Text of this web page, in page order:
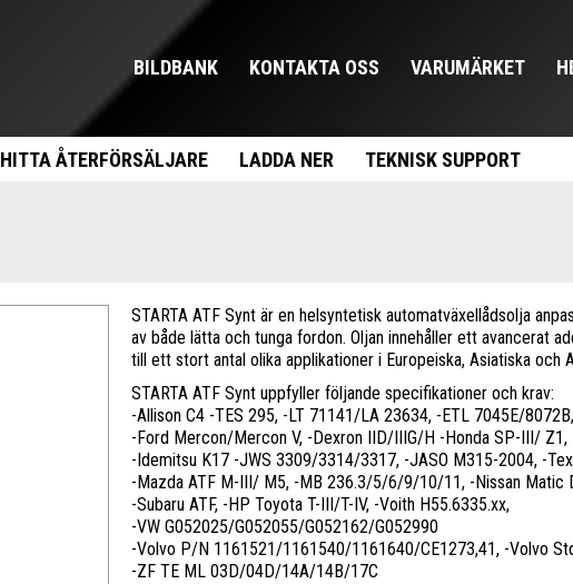
BILDBANK KONTAKTA OSS VARUMÄRKET
HITTA ÅTERFÖRSÄLJARE LADDA NER TEKNISK SUPPORT
STARTA ATF Synt är en helsyntetisk automatväxellådsolja
av både lätta och tunga fordon. Oljan innehåller ett avancerat
till ett stort antal olika applikationer i Europeiska, Asiatiska och
STARTA ATF Synt uppfyller följande specifikationer och krav:
-Allison C4 -TES 295, -LT 71141/LA 23634, -ETL 7045E/
-Ford Mercon/Mercon V, -Dexron IID/IIIG/H -Honda SP-III/
-Idemitsu K17 -JWS 3309/3314/3317, -JASO M315-2004, -
-Mazda ATF M-III/ M5, -MB 236.3/5/6/9/10/11, -Nissan Matic
-Subaru ATF, -HP Toyota T-III/T-IV, -Voith H55.6335.xx,
-VW G052025/G052055/G052162/G052990
-Volvo P/N 1161521/1161540/1161640/CE1273,41, -Volvo
-ZF TE ML 03D/04D/14A/14B/17C